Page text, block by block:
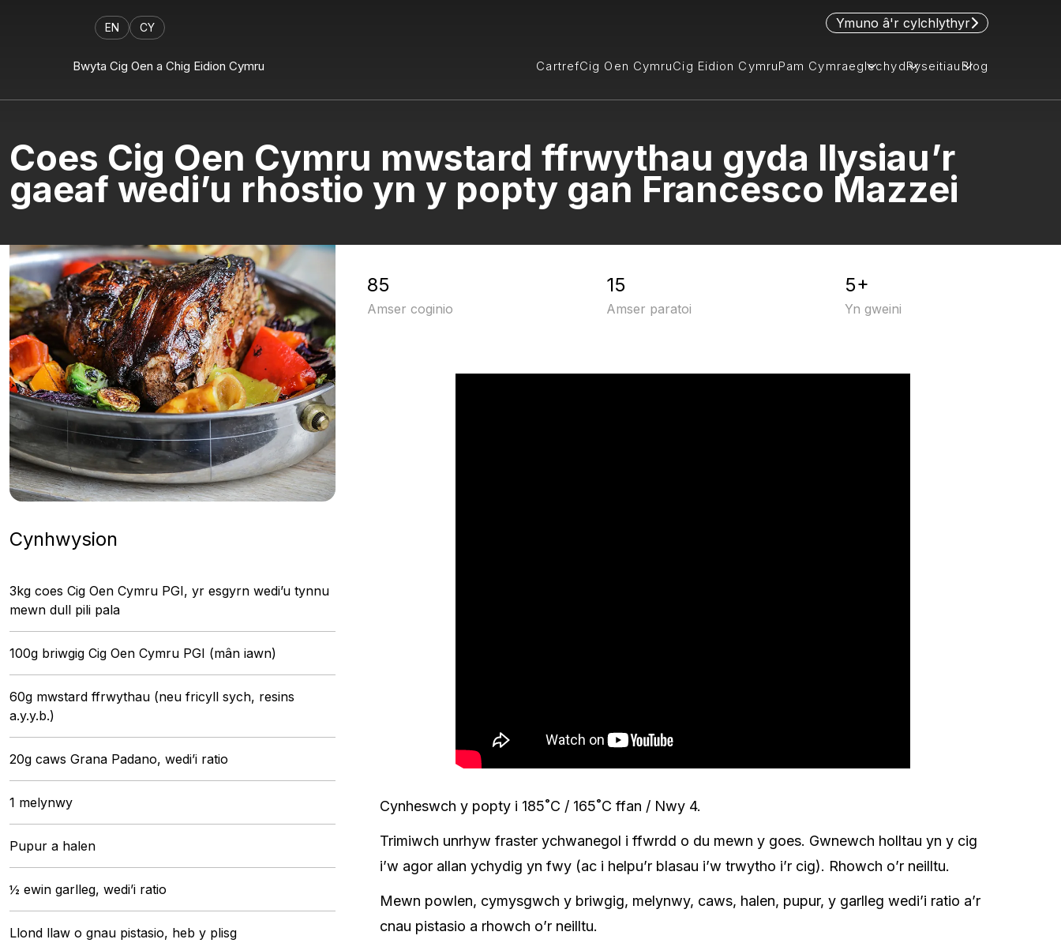
EN CY Ymuno â'r cylchlythyr
Bwyta Cig Oen a Chig Eidion Cymru CartrefCig Oen CymruCig Eidion CymruPam CymraeglechydRyseitiau Blog
Coes Cig Oen Cymru mwstard ffrwythau gyda llysiau’r
gaeaf wedi’u rhostio yn y popty gan Francesco Mazzei
Cynhwysion
3kg coes Cig Oen Cymru PGI, yr esgyrn wedi’u tynnu
mewn dull pili pala
100g briwgig Cig Oen Cymru PGI (mân iawn)
60g mwstard ffrwythau (neu fricyll sych, resins
a.y.y.b.)
20g caws Grana Padano, wedi’i ratio
1 melynwy
Pupur a halen
½ ewin garlleg, wedi’i ratio
Llond llaw o gnau pistasio, heb y plisg
85
Amser coginio
15
Amser paratoi
5+
Yn gweini
Cynheswch y popty i 185˚C / 165˚C ffan / Nwy 4.
Trimiwch unrhyw fraster ychwanegol i ffwrdd o du mewn y goes. Gwnewch holltau yn y cig
i’w agor allan ychydig yn fwy (ac i helpu’r blasau i’w trwytho i’r cig). Rhowch o’r neilltu.
Mewn powlen, cymysgwch y briwgig, melynwy, caws, halen, pupur, y garlleg wedi’i ratio a’r
cnau pistasio a rhowch o’r neilltu.